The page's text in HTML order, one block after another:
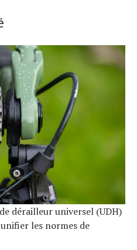
dérailleur universel (UDH)
les normes de